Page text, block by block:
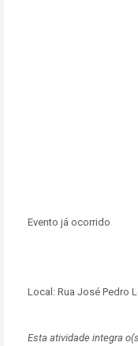
Evento já ocorrido
Local: Rua José Pedro
Esta atividade integra